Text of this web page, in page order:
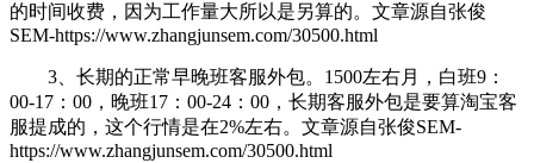
的时间收费，因为工作量大所以是另算的。 文章源自张俊
SEM-https://www.zhangjunsem.com/30500.html
3、长期的正常早晚班客服外包。1500左右月，白班9：
00-17：00，晚班17：00-24：00，长期客服外包是要算淘宝客
服提成的，这个行情是在2%左右。 文章源自张俊SEM-
https://www.zhangjunsem.com/30500.html